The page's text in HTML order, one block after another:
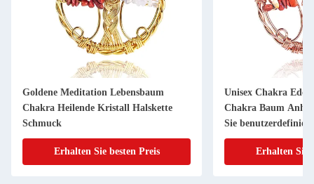
Goldene Meditation Lebensbaum
Chakra Heilende Kristall Halskette
Schmuck
Erhalten Sie besten Preis
Unisex Chakra
Chakra Baum
Sie
Erhalten Sie